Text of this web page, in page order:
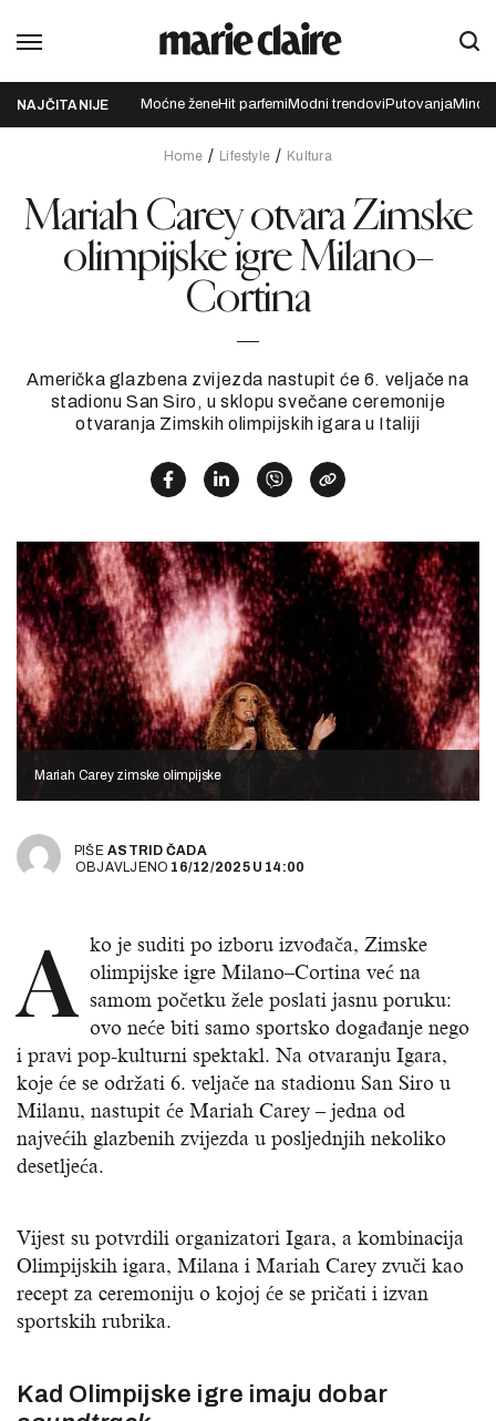
NAJČITANIJE Moćne ženeHit parfemi Modni trendovi Putovanja
Home Lifestyle Kultura
Mariah Carey otvara Zimske
olimpijske igre Milano–
Cortina
Američka glazbena zvijezda nastupit će 6. veljače na
stadionu San Siro, u sklopu svečane ceremonije
otvaranja Zimskih olimpijskih igara u Italiji
Mariah Carey zimske olimpijske
PIŠEASTRID ČADA
OBJAVLJENO 16/12/2025 U 14:00
A ko je suditi po izboru izvođača, Zimske
olimpijske igre Milano–Cortina već na
samom početku žele poslati jasnu poruku:
ovo neće biti samo sportsko događanje nego
i pravi pop-kulturni spektakl. Na otvaranju Igara,
koje će se održati 6. veljače na stadionu San Siro u
Milanu, nastupit će Mariah Carey – jedna od
najvećih glazbenih zvijezda u posljednjih nekoliko
desetljeća.
Vijest su potvrdili organizatori Igara, a kombinacija
Olimpijskih igara, Milana i Mariah Carey zvuči kao
recept za ceremoniju o kojoj će se pričati i izvan
sportskih rubrika.
Kad Olimpijske igre imaju dobar